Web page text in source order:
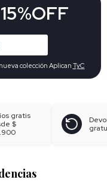
15%OFF
colección Aplican TyC
gratis
$